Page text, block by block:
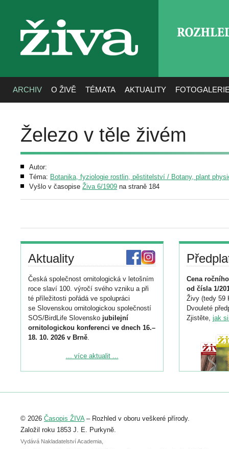
živa
ARCHIV O ŽIVĚ TÉMATA AKTUALITY
Železo v těle živém
Autor:
Téma: Botanika, fyziologie rostlin, pěstitelství / Botany, plant
Vyšlo v časopise Živa 6/1909 na straně 184
Aktuality
Česká společnost ornitologická v letošním
roce slaví 100. výročí svého vzniku a při
té příležitosti pořádá ve spolupráci
se Slovenskou ornitologickou společností
SOS/BirdLife Slovensko jubilejní
ornitologickou konferenci ve dnech 16.–
18. 10. 2026 v Brně.
Podrobnější informace ke konferenci
Registrovat se můžete do 6. září.
abstraktu přihlášené přednášky nebo
posteru je už 30. června.
... více aktualit ...
Cena
od čísla 1/
Živy (tedy 59
Dvouleté
Zjistěte, jak
© 2026 Časopis ŽIVA– Rozhled v oboru veškeré přírody.
Založil roku 1853 J. E. Purkyně.
Vydává Nakladatelství Academia,